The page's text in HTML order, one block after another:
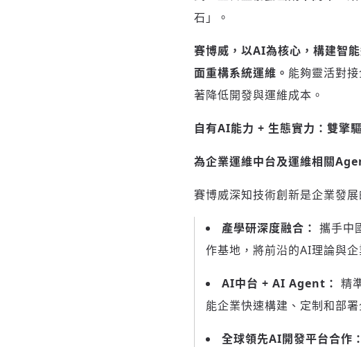
石」。
賽博威，以AI為核心，構建智
面重構系統運維。 能夠靈活對
著降低開發與運維成本。
自有AI能力 + 生態實力：雙擎
為企業運維中台及運維相關
賽博威深知技術創新是企業發
產學研深度融合： 攜手中
作基地，將前沿的AI理論與
AI中台 + AI Agent： 精
能企業快速構建、定制和部
全球領先AI開發平台合作：